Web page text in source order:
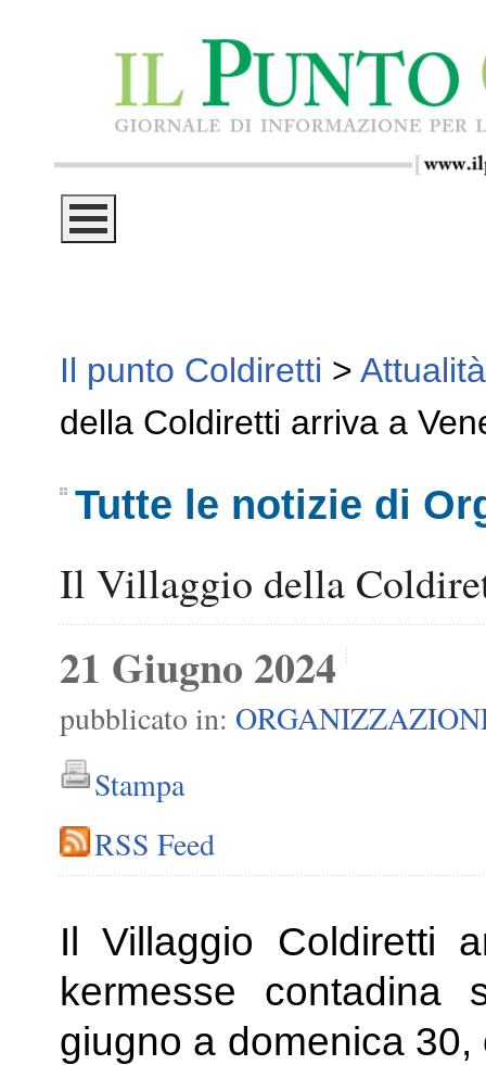
Il punto Coldiretti > Attualità
della Coldiretti arriva a
Tutte le notizie di
Il Villaggio della
21 Giugno 2024
pubblicato in:
Stampa
RSS Feed
Il Villaggio Coldiretti
kermesse
giugno a domenica